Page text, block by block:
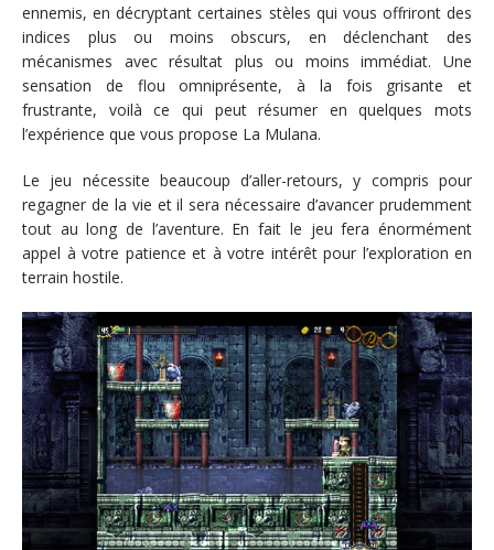
ennemis, en décryptant certaines stèles qui vous offriront des
indices plus ou moins obscurs, en déclenchant des
mécanismes avec résultat plus ou moins immédiat. Une
sensation de flou omniprésente, à la fois grisante et
frustrante, voilà ce qui peut résumer en quelques mots
l’expérience que vous propose La Mulana.
Le jeu nécessite beaucoup d’aller-retours, y compris pour
regagner de la vie et il sera nécessaire d’avancer prudemment
tout au long de l’aventure. En fait le jeu fera énormément
appel à votre patience et à votre intérêt pour l’exploration en
terrain hostile.